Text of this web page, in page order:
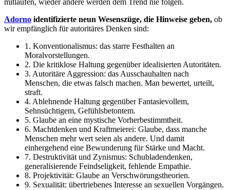
mitlaufen, wieder andere werden dem Trend nie folgen.
Adorno identifizierte neun Wesenszüge, die Hinweise geben, ob
wir empfänglich für autoritäres Denken sind:
1. Konventionalismus: das starre Festhalten an
Moralvorstellungen.
2. Die kritiklose Haltung gegenüber idealisierten Autoritäten.
3. Autoritäre Aggression: das Ausschauhalten nach
Menschen, die etwas falsch machen. Man bewertet, urteilt,
straft.
4. Ablehnende Haltung gegenüber Fantasievollem,
Sehnsüchtigem, Gefühlsbetontem.
5. Glaube an eine mystische Vorherbestimmtheit.
6. Machtdenken und Kraftmeierei: Glaube, dass manche
Menschen mehr wert seien als andere. Und damit
einhergehend eine Bewunderung für Stärke und Macht.
7. Destruktivität und Zynismus: Schubladendenken,
generalisierende Feindseligkeit, fehlende Empathie.
8. Projektivität: Glaube an Verschwörungstheorien.
9. Sexualität: übertriebenes Interesse an sexuellen Vorgängen.